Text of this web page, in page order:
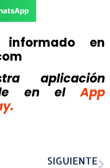
informado en
aplicación
en el
App
SIGUIENTE